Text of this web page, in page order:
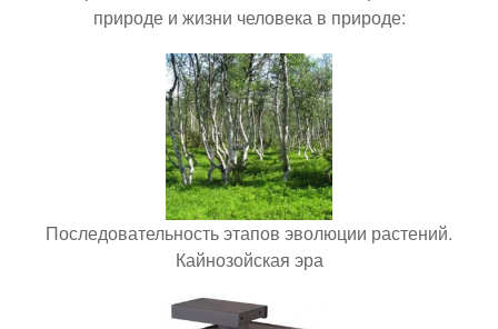
природе и жизни человека в природе:
Последовательность этапов эволюции растений.
Кайнозойская эра